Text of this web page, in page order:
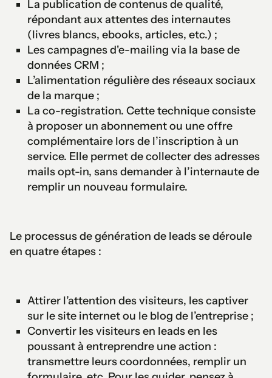
La publication de contenus de qualité,
répondant aux attentes des internautes
(livres blancs, ebooks, articles, etc.) ;
Les campagnes d'e-mailing via la base de
données CRM ;
L’alimentation régulière des réseaux sociaux
de la marque ;
La co-registration. Cette technique consiste
à proposer un abonnement ou une offre
complémentaire lors de l’inscription à un
service. Elle permet de collecter des adresses
mails opt-in, sans demander à l’internaute de
remplir un nouveau formulaire.
Le processus de génération de leads se déroule
en quatre étapes :
Attirer l’attention des visiteurs, les captiver
sur le site internet ou le blog de l’entreprise ;
Convertir les visiteurs en leads en les
poussant à entreprendre une action :
transmettre leurs coordonnées, remplir un